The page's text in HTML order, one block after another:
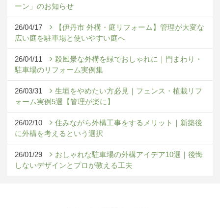
ーン」のお知らせ
26/04/17
【伊丹市 外構・庭リフォーム】管理が大変な
広い庭を駐車場と使いやすい庭へ
26/04/11
殺風景な外構を緑でおしゃれに｜門まわり・
駐車場のリフォーム実例集
26/03/31
生垣をやめたい方必見｜フェンス・植栽リフ
ォーム実例5選【管理が楽に】
26/02/10
住みながら外構工事をするメリット｜新築後
に外構を考えるという選択
26/01/29
おしゃれな駐車場の外構アイデア10選｜後悔
しないデザインとプロが教える工夫